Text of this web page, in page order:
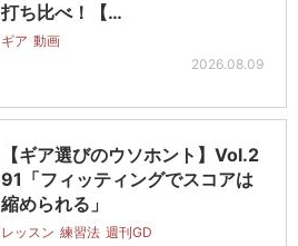
打ち比べ！【…
ギア 動画
2026.08.09
【ギア選びのウソホント】Vol.2
91「フィッティングでスコアは
縮められる」
レッスン 練習法 週刊GD